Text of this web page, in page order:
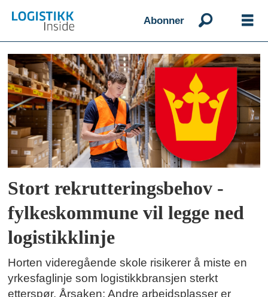
Abonner
Emne:
horten
Stort rekrutteringsbehov -
fylkeskommune vil legge ned
logistikklinje
Horten videregående skole risikerer å miste en
yrkesfaglinje som logistikkbransjen sterkt
etterspør. Årsaken: Andre arbeidsplasser er